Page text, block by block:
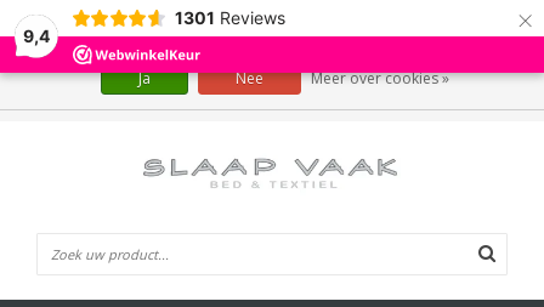
9,4
1301 Reviews ×
Wij slaan cookies op om onze website te verbeteren. Is dat akkoord?
Ja Nee Meer over cookies »